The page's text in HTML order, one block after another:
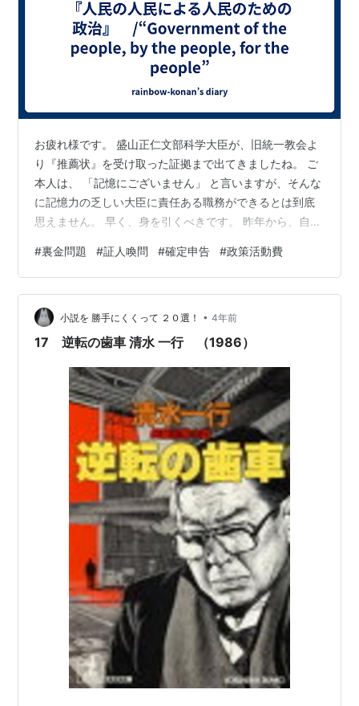
お疲れ様です。 盛山正仁文部科学大臣が、旧統一教会よ
り『推薦状』を受け取った証拠まで出てきましたね。 ご
本人は、 「記憶にございません」 と言いますが、そんな
に記憶力の乏しい大臣に責任ある職務ができるとは到底
思えません。 早く、身を引くべきです。 昨年から、自民
で、『逮捕の基準金額』がわかると、次々に基準金額以
下の議員が名乗りを上げました。 基準金額なんて設ける
こと自体、一般国民には理解に苦しみます。 『政策活動
費』を5年間で50億円受け取った、二階俊博元幹事長は
説明責任を果たしていません。 私は二階俊博氏だけでな
#裏金問題 #証人喚問 #確定申告 #政策活動費
小説を 勝手にくくって ２０選！ • 4年前
17 逆転の歯車 清水 一行 （1986）